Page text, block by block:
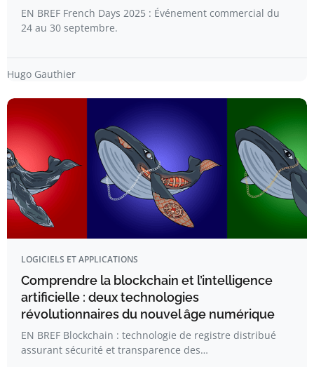
EN BREF French Days 2025 : Événement commercial du
24 au 30 septembre.
Hugo Gauthier
LOGICIELS ET APPLICATIONS
Comprendre la blockchain et l’intelligence
artificielle : deux technologies
révolutionnaires du nouvel âge numérique
EN BREF Blockchain : technologie de registre distribué
assurant sécurité et transparence des…